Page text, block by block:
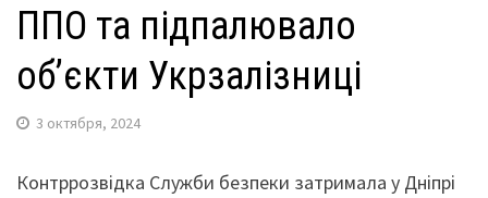
ППО та підпалювало
об’єкти Укрзалізниці
3 октября, 2024
Контррозвідка Служби безпеки затримала у Дніпрі